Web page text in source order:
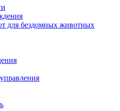
для бездомных животных